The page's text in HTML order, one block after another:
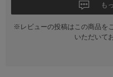
も
※レビューの投稿はこの商品を
いただいて